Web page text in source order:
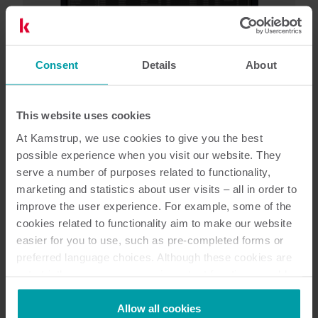
Consent Details About
This website uses cookies
At Kamstrup, we use cookies to give you the best
possible experience when you visit our website. They
serve a number of purposes related to functionality,
marketing and statistics about user visits – all in order to
improve the user experience. For example, some of the
cookies related to functionality aim to make our website
easier for you to use, such as pre-completed forms or
preferred language choices. Although these cookies are
not be available without them.
Kamstrup makes use of third-party cookies. A third-party
Allow all cookies
Łatwy zdalny odczyt z użyciem
systemu READy
Licznik dystrybucyjny odczytywany jest
automatycznie w sieci READy wraz z pozostałymi